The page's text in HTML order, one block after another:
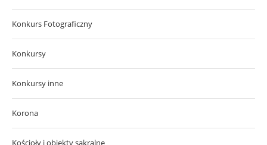
Konkurs Fotograficzny
Konkursy
Konkursy inne
Korona
Kościoły i obiekty sakralne